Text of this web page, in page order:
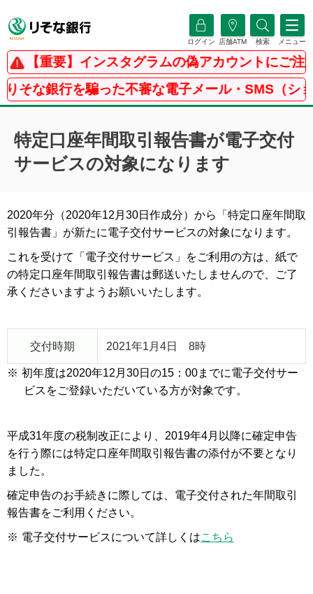
ログイン 店舗ATM 検索 メニュー
【重要】インスタグラムの偽アカウントにご注
そな銀行を騙った不審な電子メール・SMS（ショ
特定口座年間取引報告書が電子交付
サービスの対象になります
2020年分（2020年12月30日作成分）から「特定口座年間取
引報告書」が新たに電子交付サービスの対象になります。
これを受けて「電子交付サービス」をご利用の方は、紙で
の特定口座年間取引報告書は郵送いたしませんので、ご了
承くださいますようお願いいたします。
交付時期 2021年1月4日 8時
※ 初年度は2020年12月30日の15：00までに電子交付サー
ビスをご登録いただいている方が対象です。
平成31年度の税制改正により、2019年4月以降に確定申告
を行う際には特定口座年間取引報告書の添付が不要となり
ました。
確定申告のお手続きに際しては、電子交付された年間取引
報告書をご利用ください。
※ 電子交付サービスについて詳しくはこちら